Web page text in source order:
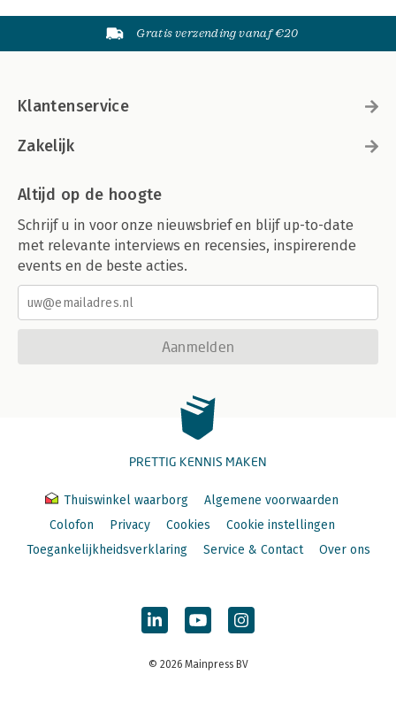
Gratis verzending vanaf €20
Klantenservice
Zakelijk
Altijd op de hoogte
Schrijf u in voor onze nieuwsbrief en blijf up-to-date
met relevante interviews en recensies, inspirerende
events en de beste acties.
Aanmelden
PRETTIG KENNIS MAKEN
Thuiswinkel waarborg
Algemene voorwaarden
Colofon
Privacy Cookies
Cookie instellingen
Toegankelijkheidsverklaring
Service & Contact Over ons
© 2026 Mainpress BV